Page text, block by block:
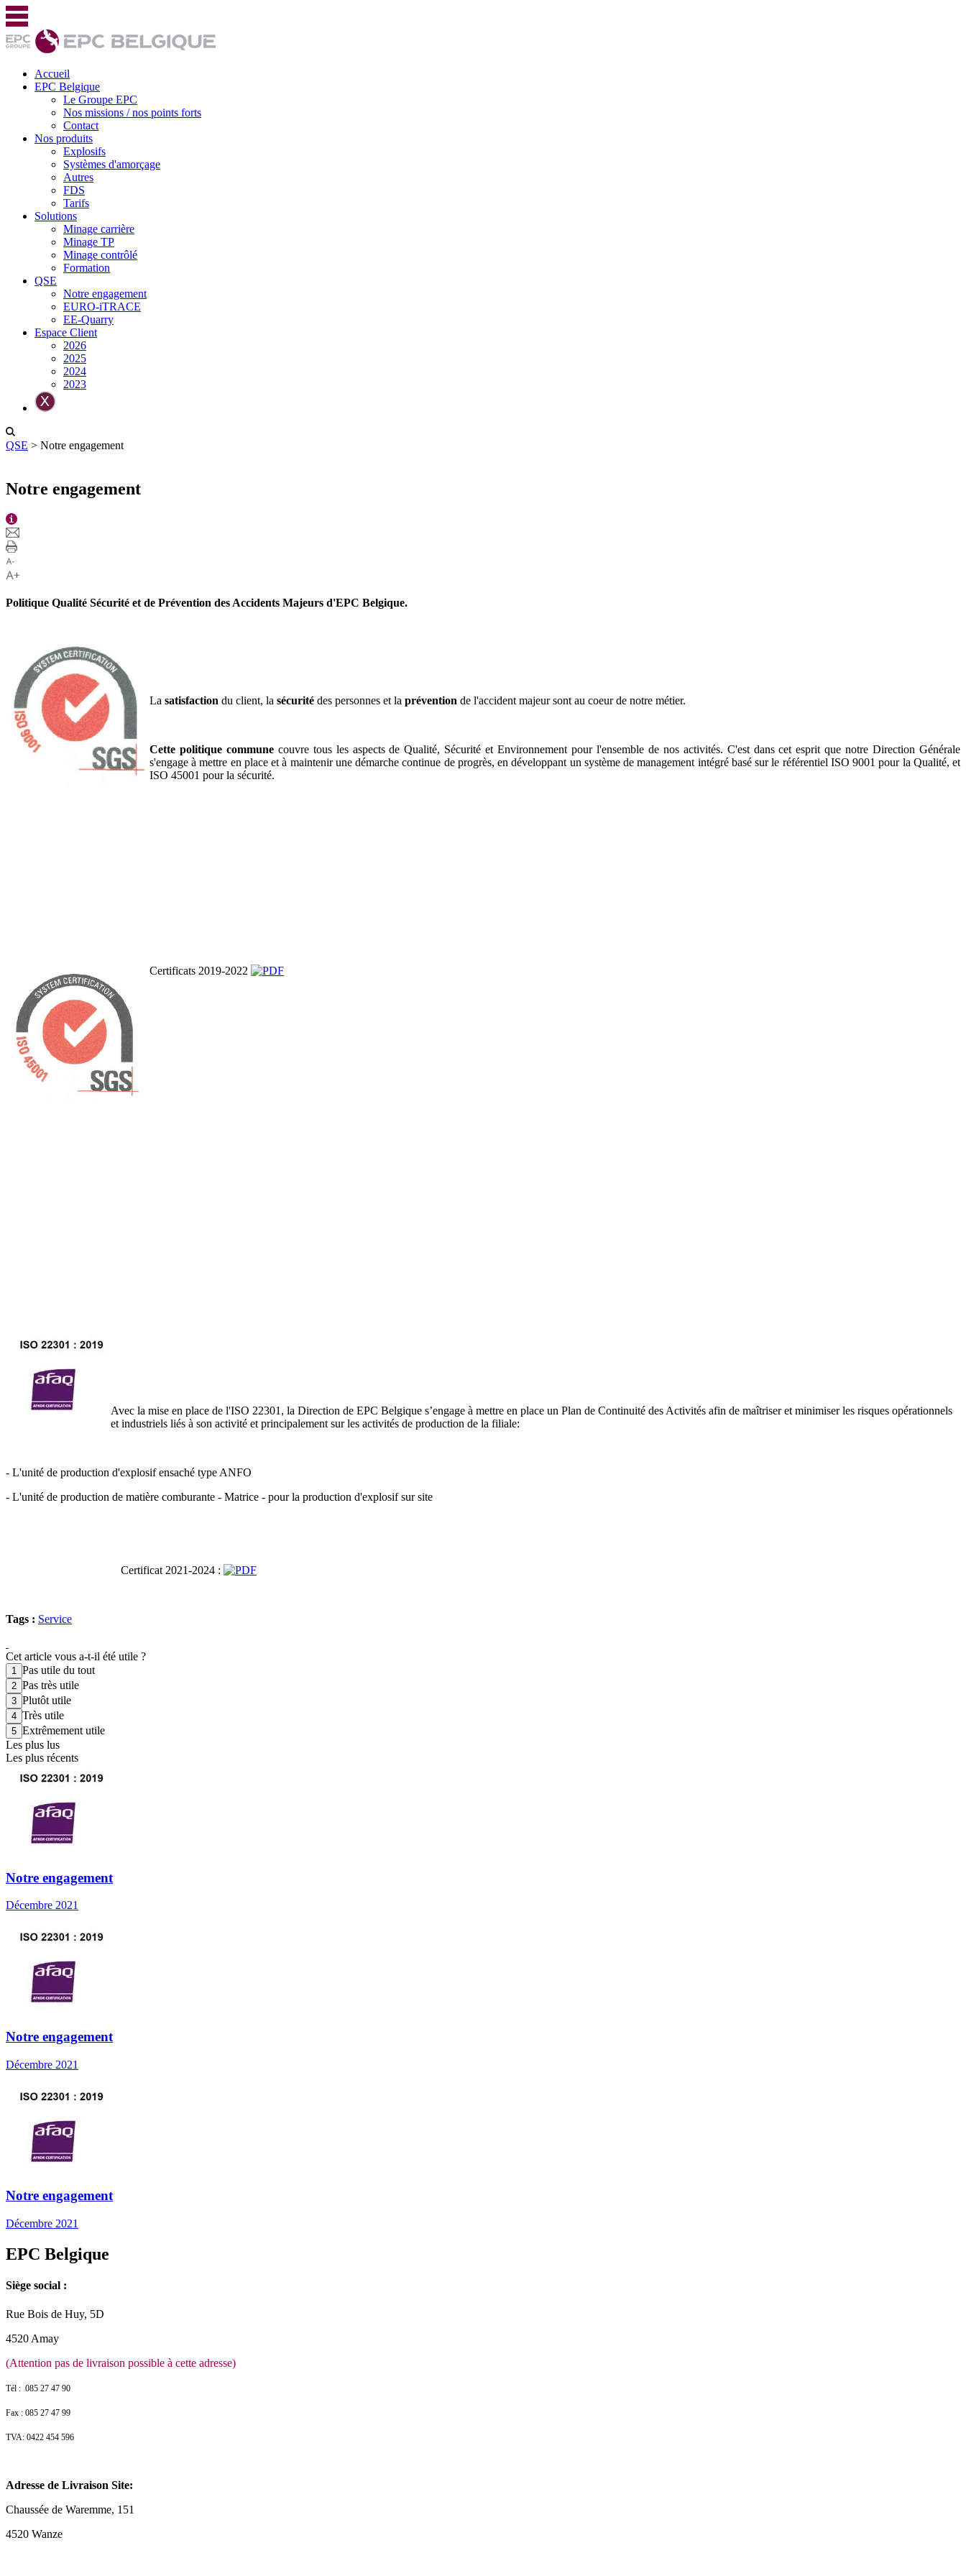
Accueil
EPC Belgique
Le Groupe EPC
Nos missions / nos points forts
Contact
Nos produits
Explosifs
Systèmes d'amorçage
Autres
FDS
Tarifs
Solutions
Minage carrière
Minage TP
Minage contrôlé
Formation
QSE
Notre engagement
EURO-iTRACE
EE-Quarry
Espace Client
2026
2025
2024
2023
QSE > Notre engagement
Notre engagement
Politique Qualité Sécurité et de Prévention des Accidents Majeurs d'EPC Belgique.
La satisfaction du client, la sécurité des personnes et la prévention de l'accident majeur sont au coeur de notre métier.
Cette politique communecouvre tous les aspects de Qualité, Sécurité et Environnement pour l'ensemble de nos activités. C'est dans cet esprit que notre Direction Générale
s'engage à mettre en place et à maintenir une démarche continue de progrès, en développant un système de management intégré basé sur le référentiel ISO 9001 pour la Qualité, et
ISO 45001 pour la sécurité.
Certificats 2019-2022
Avec la mise en place de l'ISO 22301, la Direction de EPC Belgique s’engage à mettre en place un Plan de Continuité des Activités afin de maîtriser et minimiser les risques opérationnels
et industriels liés à son activité et principalement sur les activités de production de la filiale:
- L'unité de production d'explosif ensaché type ANFO
- L'unité de production de matière comburante - Matrice - pour la production d'explosif sur site
Certificat 2021-2024 :
Tags : Service
Cet article vous a-t-il été utile ?
Pas utile du tout
Pas très utile
Plutôt utile
Très utile
Extrêmement utile
Les plus lus
Les plus récents
Notre engagement
Décembre 2021
Notre engagement
Décembre 2021
Notre engagement
Décembre 2021
EPC Belgique
Siège social :
Rue Bois de Huy, 5D
4520 Amay
(Attention pas de livraison possible à cette adresse)
Tél : 085 27 47 90
Fax : 085 27 47 99
TVA: 0422 454 596
Adresse de Livraison Site:
Chaussée de Waremme, 151
4520 Wanze